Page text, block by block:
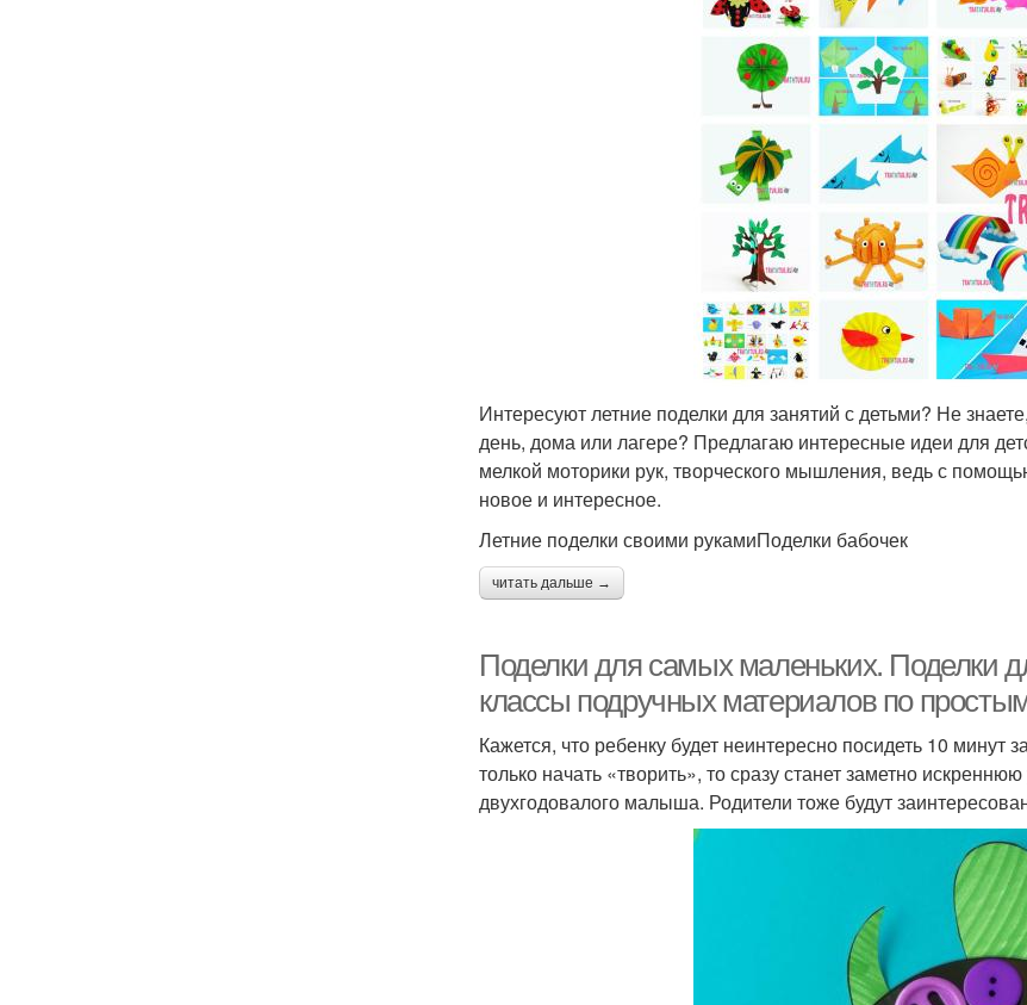
Интересуют летние поделки для занятий с детьми? Не
день, дома или лагере? Предлагаю интересные идеи для
мелкой моторики рук, творческого мышления, ведь с
новое и интересное.
Летние поделки своими рукамиПоделки бабочек
читать дальше →
Поделки для самых маленьких. Поделки
классы подручных материалов по
Кажется, что ребенку будет неинтересно посидеть 10 минут
только начать «творить», то сразу станет заметно
двухгодовалого малыша. Родители тоже будут